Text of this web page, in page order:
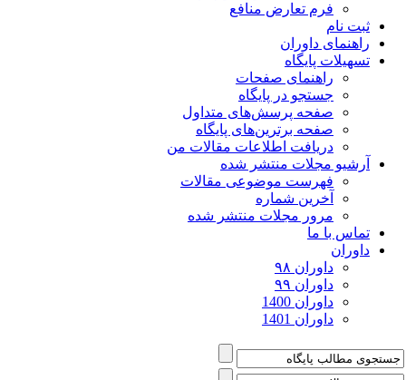
فرم تعارض منافع
ثبت نام
راهنمای داوران
تسهیلات پایگاه
راهنمای صفحات
جستجو در پایگاه
صفحه پرسش‌های متداول
صفحه برترین‌های پایگاه
دریافت اطلاعات مقالات من
آرشیو مجلات منتشر شده
فهرست موضوعی مقالات
آخرین شماره
مرور مجلات منتشر شده
تماس با ما
داوران
داوران ۹۸
داوران ۹۹
داوران 1400
داوران 1401